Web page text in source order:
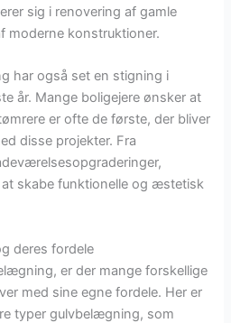
sig i renovering af gamle
moderne konstruktioner.
har også set en stigning i
år. Mange boligejere ønsker at
er ofte de første, der bliver
disse projekter. Fra
skabe funktionelle og æstetisk
deres fordele
er der mange forskellige
med sine egne fordele. Her er
typer gulvbelægning, som